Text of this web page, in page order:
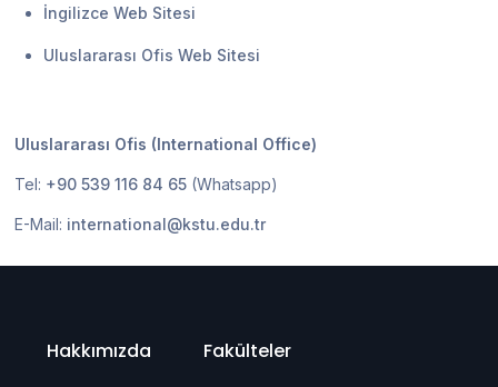
İngilizce Web Sitesi
Uluslararası Ofis Web Sitesi
Uluslararası Ofis (International Office)
Tel: +90 539 116 84 65 (Whatsapp)
E-Mail: international@kstu.edu.tr
Hakkımızda Fakülteler